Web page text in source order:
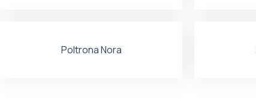
Poltrona Nora